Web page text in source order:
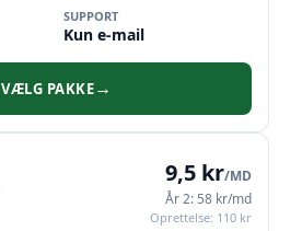
SUPPORT
Kun e-mail
VÆLG PAKKE→
9,5 kr/MD
År 2: 58 kr/md
Oprettelse: 110 kr